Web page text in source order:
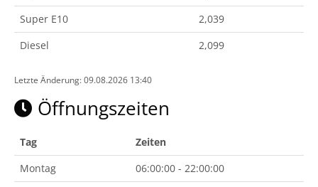
Super E10
2,039
Diesel
2,099
Letzte Änderung: 09.08.2026 13:40
Öffnungszeiten
Tag
Zeiten
Montag
06:00:00 - 22:00:00